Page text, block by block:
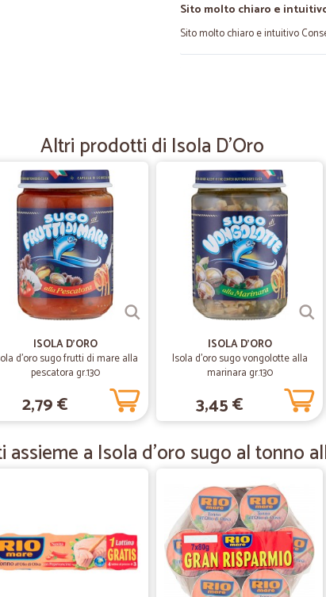
Sito molto chiaro e
Sito molto chiaro e intuitivo
—Roberto C.
ottimo servizio
veloci e competitivi
—Erika A.
Ottimi prodotti, prezzi alti
abbastanza alti. Ma si fa di
la spesa è arrivata il martedì
brioches prodotti per
—Salvatore Q.
Servizio ottimo e veloce.
—Antonio
Buon sito
Buon sito. Molto celeri con le
mezz'ora a contattarli senza
Altri prodotti di Isola D'Oro
ISOLA D'ORO
d'oro sugo frutti di mare alla
pescatora gr.130
2,79 €
ISOLA D'ORO
Isola d'oro sugo vongolotte alla
marinara gr.130
3,45 €
assieme a Isola d'oro sugo al tonno